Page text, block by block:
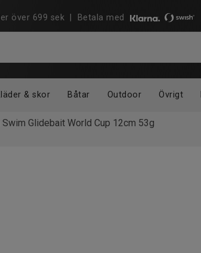
över 699 sek | Betala med
& skor Båtar Outdoor Övrigt
Glidebait World Cup 12cm 53g